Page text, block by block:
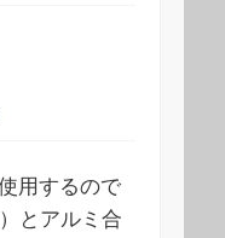
用するので
とアルミ合